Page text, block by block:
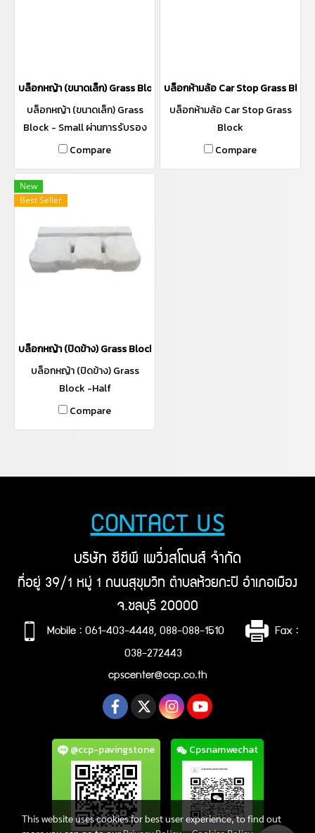
บล็อกหญ้า (ขนาดเล็ก) Grass Block - Small
บล็อกหญ้า (ขนาดเล็ก) Grass
Block - Small ผ่านการรับรอง
"Made In Thailand" (MiT)
Compare
บล็อกห้ามล้อ Car Stop Grass Block
บล็อกห้ามล้อ Car Stop Grass
Block
Compare
New
Best Seller
บล็อกหญ้า (ปิดข้าง) Grass Block -Half
บล็อกหญ้า (ปิดข้าง) Grass
Block -Half
Compare
CONTACT US
บริษัท ซีซีพี เพวิ่งสโตนส์ จำกัด
ที่อยู่ 39/1 หมู่ 1 ถนนสุขุมวิท ตำบลห้วยกะปิ อำเภอเมือง
จ.ชลบุรี 20000
Mobile : 061-403-4448, 088-088-1510 Fax :
038-272443
cpscenter@ccp.co.th
@ccp-pavingstone Cpsnamwechat
This website uses cookies for best user experience, to find out